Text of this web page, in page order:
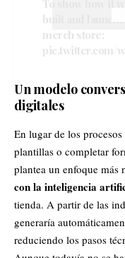
To show how it
built and
merch store:
pic.twitter.com/
Un modelo
digitales
En lugar de los
plantillas o completar
plantea un enfoque más
con la inteligencia
tienda. A partir de las
generaría
reduciendo los pasos